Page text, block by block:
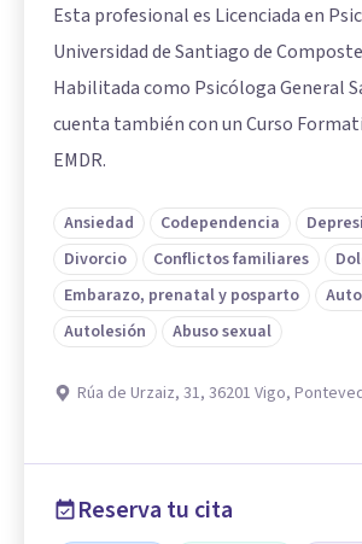
Esta profesional es Licenciada en
Universidad de Santiago de
Habilitada como Psicóloga General
cuenta también con un Curso
EMDR.
Ansiedad Codependencia
Divorcio
Conflictos familiares
Embarazo, prenatal y posparto
Autolesión
Abuso sexual
Rúa de Urzaiz, 31, 36201 Vigo,
Reserva tu cita